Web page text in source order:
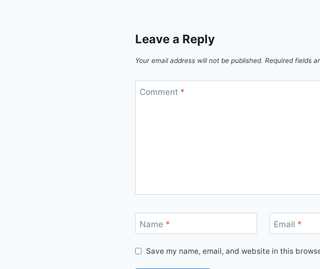
Leave a Reply
Your email address will not be published. Required fields
Comment *
Name * Email *
Save my name, email, and website in this